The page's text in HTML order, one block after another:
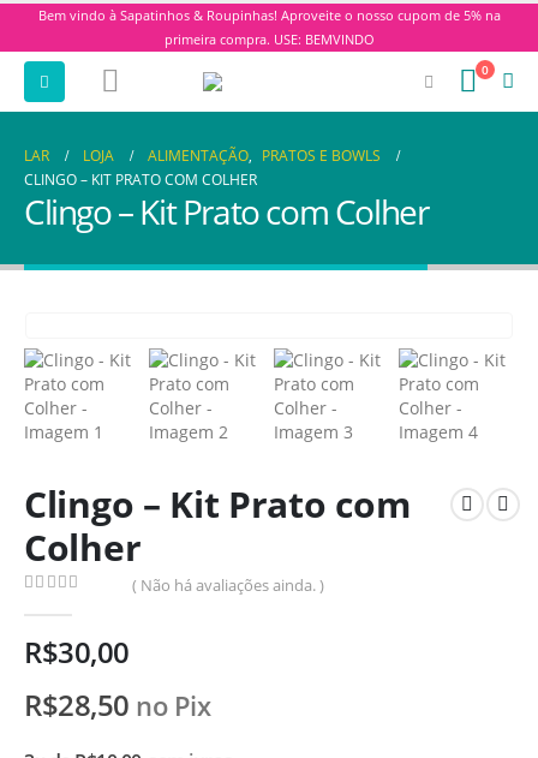
Bem vindo à Sapatinhos & Roupinhas! Aproveite o nosso cupom de 5% na
primeira compra. USE: BEMVINDO
0
LAR LOJA ALIMENTAÇÃO, PRATOS E BOWLS
CLINGO – KIT PRATO COM COLHER
Clingo – Kit Prato com Colher
Clingo – Kit Prato com
Colher
( Não há avaliações ainda. )
R$30,00
R$28,50 no Pix